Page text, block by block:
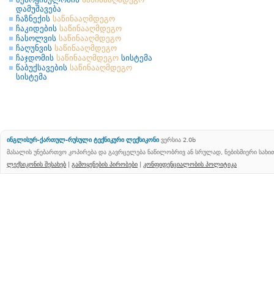
დამუშავება
ჩაზნექის საწინააღმდეგო
ჩაკიდების საწინააღმდეგო
ჩასოლვის საწინააღმდეგო
ჩაღუნვის საწინააღმდეგო
ჩაჯდომის საწინააღმდეგო სისტემა
წაბუქსავების საწინააღმდეგო
სისტემა
ინგლისურ-ქართულ-რუსული ტექნიკური ლექსიკონი ვერსია 2.0b
მასალის უნებართვო კოპირება და გავრცელება ნაწილობრივ ან სრულად, ნებისმიერი
ლექსიკონის შესახებ | გამოყენების პირობები | კონფიდენციალობის პოლიტიკა